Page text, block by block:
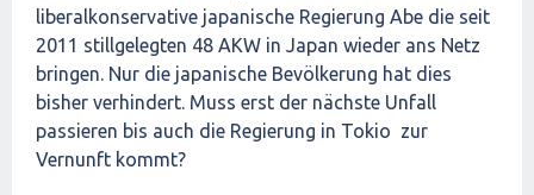
liberalkonservative japanische Regierung Abe die seit
2011 stillgelegten 48 AKW in Japan wieder ans Netz
bringen. Nur die japanische Bevölkerung hat dies
bisher verhindert. Muss erst der nächste Unfall
passieren bis auch die Regierung in Tokio zur
Vernunft kommt?